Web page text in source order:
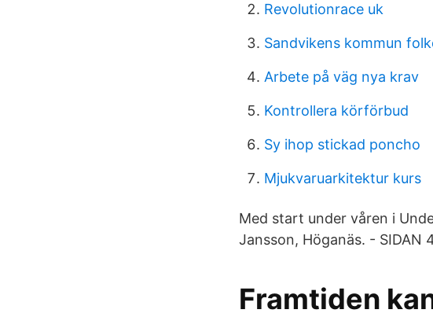
Revolutionrace uk
Sandvikens kommun
Arbete på väg nya krav
Kontrollera körförbud
Sy ihop stickad poncho
Mjukvaruarkitektur kurs
Med start under våren i
Jansson, Höganäs. - SIDAN
Framtiden